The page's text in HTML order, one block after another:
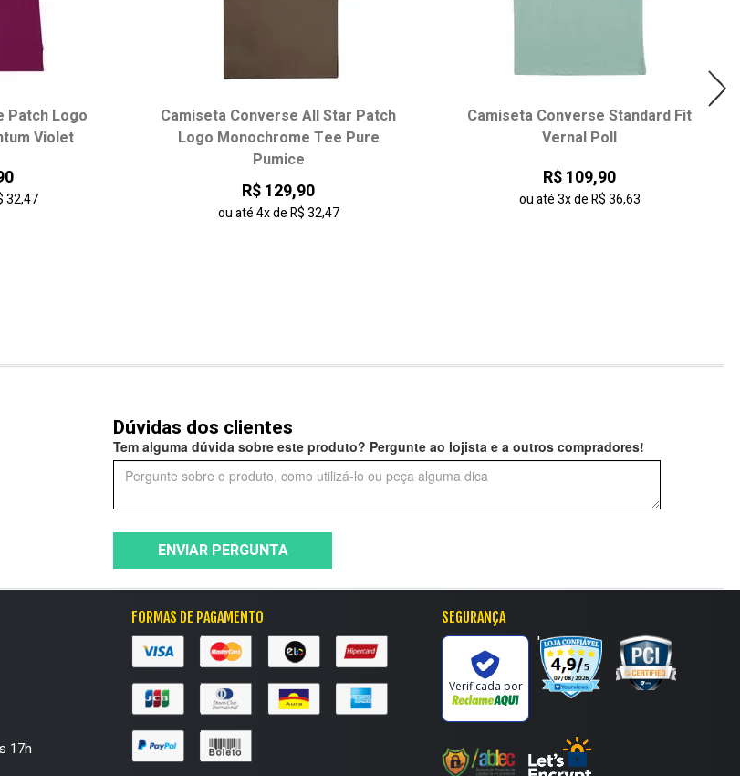
Patch Logo
Violet
32,47
Camiseta Converse All Star Patch
Logo Monochrome Tee Pure
Pumice
R$ 129,90
ou até4xdeR$ 32,47
Camiseta Converse Standard Fit
Vernal Poll
R$ 109,90
ou até3xdeR$ 36,63
Dúvidas dos clientes
Tem alguma dúvida sobre este produto? Pergunte ao lojista e a outros compradores!
ENVIAR PERGUNTA
17h
FORMAS DE PAGAMENTO SEGURANÇA
Verificada por
'